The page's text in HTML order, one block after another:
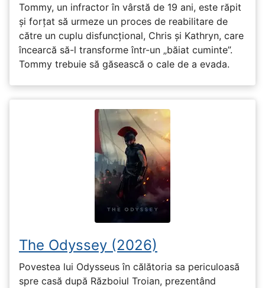
Tommy, un infractor în vârstă de 19 ani, este răpit
și forțat să urmeze un proces de reabilitare de
către un cuplu disfuncțional, Chris și Kathryn, care
încearcă să-l transforme într-un „băiat cuminte”.
Tommy trebuie să găsească o cale de a evada.
The Odyssey (2026)
Povestea lui Odysseus în călătoria sa periculoasă
spre casă după Războiul Troian, prezentând